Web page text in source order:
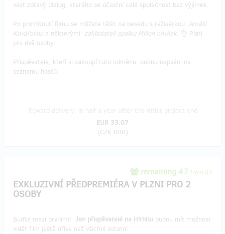
vést zdravý dialog, kterého se účastní celá společnost bez výjimek.
Po promítnutí filmu se můžete těšit na besedu s režisérkou Amálií
Kovářovou a některými zakladateli spolku Milion chvilek. 👌 Platí
pro dvě osoby.
Přispěvatele, kteří si zakoupí tuto odměnu, budou napsáni na
seznamu hostů.
EUR 33.07
(CZK 800)
remaining 47 from 54
EXKLUZIVNÍ PŘEDPREMIÉRA V PLZNI PRO 2
OSOBY
Buďte mezi prvními! Jen přispěvatelé na Hithitu budou mít možnost
vidět film ještě dříve než všichni ostatní.